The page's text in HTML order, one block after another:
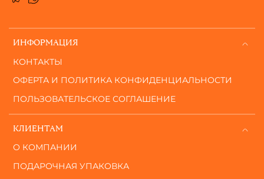
ИНФОРМАЦИЯ
КОНТАКТЫ
ОФЕРТА И ПОЛИТИКА КОНФИДЕНЦИАЛЬНОСТИ
ПОЛЬЗОВАТЕЛЬСКОЕ СОГЛАШЕНИЕ
КЛИЕНТАМ
О КОМПАНИИ
ПОДАРОЧНАЯ УПАКОВКА